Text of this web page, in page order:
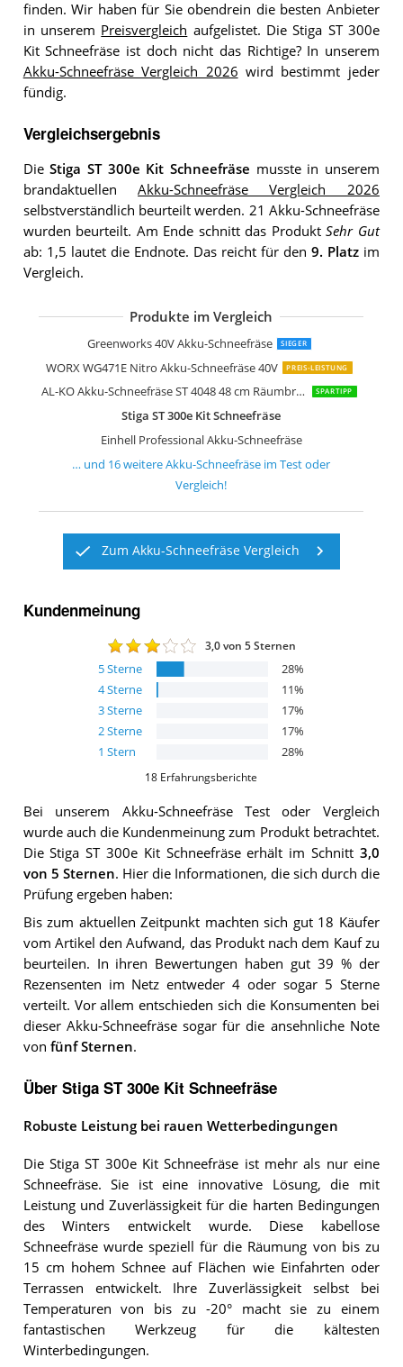
finden. Wir haben für Sie obendrein die besten Anbieter
in unserem Preisvergleich aufgelistet. Die Stiga ST 300e
Kit Schneefräse ist doch nicht das Richtige? In unserem
Akku-Schneefräse Vergleich 2026 wird bestimmt jeder
fündig.
Vergleichsergebnis
DieStiga ST 300e Kit Schneefräse musste in unserem
brandaktuellenAkku-Schneefräse Vergleich 2026
selbstverständlich beurteilt werden. 21 Akku-Schneefräse
wurden beurteilt. Am Ende schnitt das ProduktSehr Gut
ab: 1,5 lautet die Endnote. Das reicht für den 9. Platzim
Vergleich.
Produkte im Vergleich
Greenworks 40V Akku-Schneefräse SIEGER
WORX WG471E Nitro Akku-Schneefräse 40V PREIS-LEISTUNG
AL-KO Akku-Schneefräse ST 4048 48 cm Räumbreite SPARTIPP
Stiga ST 300e Kit Schneefräse
Einhell Professional Akku-Schneefräse
Fuxtec 40V Akku Schneefräse
STIGA 7 Series Schneefräse
QIAKEFE Akku-Schneefräse 1000W
Greenworks Akku-Schneefräse 2 x
Qawner Akku Schneefräse Akku
highsam Akku Schneeschaufe
Akku Schneefräse für Makita Akku
Akku Schneefräse für Makita Akku
Ryobi 18 V ONE+ Akku-Schneebürste
Mioanser Akku Schneefräse 21V
… und 16weitereAkku-Schneefräse im Test oder
Vergleich!
Zum Akku-Schneefräse Vergleich
Kundenmeinung
3,0von 5 Sternen
5Sterne 28%
4Sterne 11%
3Sterne 17%
2Sterne 17%
1 Stern 28%
18 Erfahrungsberichte
Bei unserem Akku-SchneefräseTest oder Vergleich
wurde auch die Kundenmeinung zum Produkt betrachtet.
Die Stiga ST 300e Kit Schneefräseerhält im Schnitt 3,0
von 5 Sternen. Hier die Informationen, die sich durch die
Prüfung ergeben haben:
Bis zum aktuellen Zeitpunkt machten sich gut 18 Käufer
vom Artikel den Aufwand, das Produkt nach dem Kauf zu
beurteilen. In ihren Bewertungen haben gut 39 % der
Rezensenten im Netz entweder 4 oder sogar 5 Sterne
verteilt. Vor allem entschieden sich die Konsumenten bei
dieser Akku-Schneefräse sogar für die ansehnliche Note
von fünf Sternen.
Über Stiga ST 300e Kit Schneefräse
Robuste Leistung bei rauen Wetterbedingungen
Die Stiga ST 300e Kit Schneefräse ist mehr als nur eine
Schneefräse. Sie ist eine innovative Lösung, die mit
Leistung und Zuverlässigkeit für die harten Bedingungen
des Winters entwickelt wurde. Diese kabellose
Schneefräse wurde speziell für die Räumung von bis zu
15 cm hohem Schnee auf Flächen wie Einfahrten oder
Terrassen entwickelt. Ihre Zuverlässigkeit selbst bei
Temperaturen von bis zu -20° macht sie zu einem
fantastischen Werkzeug für die kältesten
Winterbedingungen.